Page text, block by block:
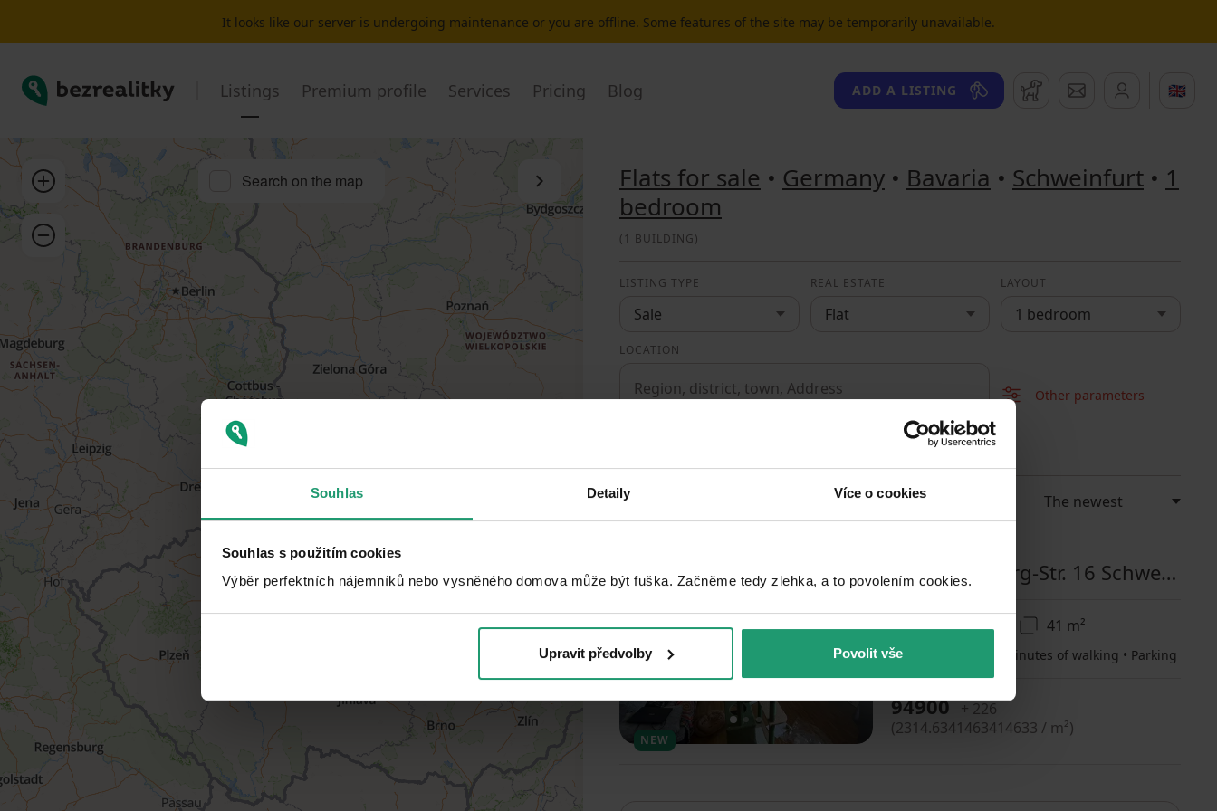
Souhlas Detaily Více o cookies
Souhlas s použitím cookies
Výběr perfektních nájemníků nebo vysněného domova může být fuška. Začněme tedy zlehka, a to povolením cookies.​
Upravit předvolby Povolit vše
It looks like our server is undergoing maintenance or you are offline. Some features of the site may be temporarily unavailable.
Bezrealitky Listings Premium profile Services Pricing Blog ADD A LISTING WatchdogMessages 🇬🇧
Zoom in
Zoom out
Search on the map Close the listFlats for sale • Germany • Bavaria • Schweinfurt • 1
bedroom
( 1 BUILDING)
LISTING TYPE
Sale
REAL ESTATE
Flat
LAYOUT
1 bedroom
LOCATION
Other parameters
1 2 3
NEW
Wilhelm-Georg-Str. 16 Schweinfurt Schweinfurt Bayern 97424
1 bedroom 41 m²
Public transport 2 minutes of walking • Parking
94900 + 226
(2314.6341463414633 / m²)